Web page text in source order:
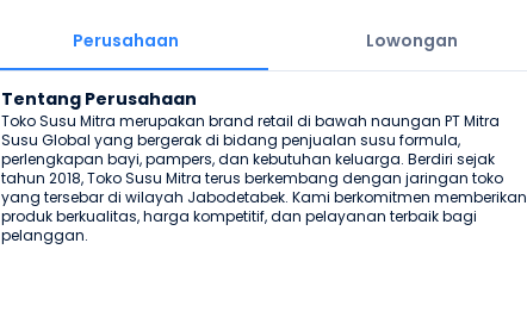
Perusahaan Lowongan
Tentang Perusahaan
Toko Susu Mitra merupakan brand retail di bawah naungan PT Mitra
Susu Global yang bergerak di bidang penjualan susu formula,
perlengkapan bayi, pampers, dan kebutuhan keluarga. Berdiri sejak
tahun 2018, Toko Susu Mitra terus berkembang dengan jaringan toko
yang tersebar di wilayah Jabodetabek. Kami berkomitmen memberikan
produk berkualitas, harga kompetitif, dan pelayanan terbaik bagi
pelanggan.